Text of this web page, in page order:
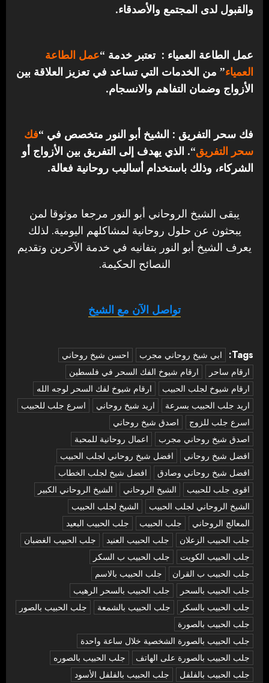
والقبول لدى المجتمع والأصدقاء.
عمل الطاعة العمياء : تعتبر خدمة “عمل الطاعة
العمياء” من الخدمات التي تساعد في تعزيز العلاقة بين
الأزواج وضمان التفاهم والانسجام.
فك سحر التفريق : الشيخ أبو النور متخصص في “فك
سحر التفريق“. الذي يهدف إلى التفريق بين الأزواج أو
الشركاء، وذلك باستخدام أساليب روحانية فعالة.
يبقى الشيخ الروحاني أبو النور مرجعا موثوقا لمن
يبحثون عن حلول روحانية لمشاكلهم اليومية. لذلك
يعرف الشيخ أبو النور بتفانيه في خدمة الآخرين وتقديم
النصائح الحكيمة.
تواصل الآن مع الشيخ
Tags: ‏ابي شيخ روحاني مجرب
احسن شيخ روحاني
ارقام ساحر
ارقام شيوخ الفك السحر في فلسطين
ارقام شيوخ لجلب الحبيب
ارقام شيوخ لفك السحر لوجه الله
اريد جلب الحبيب بسرعة
اريد شيخ روحاني
اسرع جلب للحبيب
اسرع جلب للزوج
اصدق شيخ روحاني
اصدق شيخ روحاني مجرب
اعمال روحانية للمحبة
افضل شيخ روحاني
افضل شيخ روحاني لجلب الحبيب
افضل شيخ روحاني وصادق
افضل شيخ لجلب الخطاب
اقوى جلب للحبيب
الشيخ الروحاني
الشيخ الروحاني الكبير
الشيخ الروحاني لجلب الحبيب
الشيخ لجلب الحبيب
المعالج الروحاني
جلب الحبيب
جلب الحبيب البعيد
جلب الحبيب الزعلان
جلب الحبيب العنيد
جلب الحبيب الغضبان
جلب الحبيب الكويت
جلب الحبيب ب السكر
جلب الحبيب ب القران
جلب الحبيب بالاسم
جلب الحبيب بالسحر
جلب الحبيب بالسحر الرهيب
جلب الحبيب بالسكر
جلب الحبيب بالشمعة
جلب الحبيب بالصور
جلب الحبيب بالصورة
جلب الحبيب بالصورة الشخصية خلال ساعة واحدة
جلب الحبيب بالصورة على الهاتف
جلب الحبيب بالصوره
جلب الحبيب بالفلفل
جلب الحبيب بالفلفل الأسود